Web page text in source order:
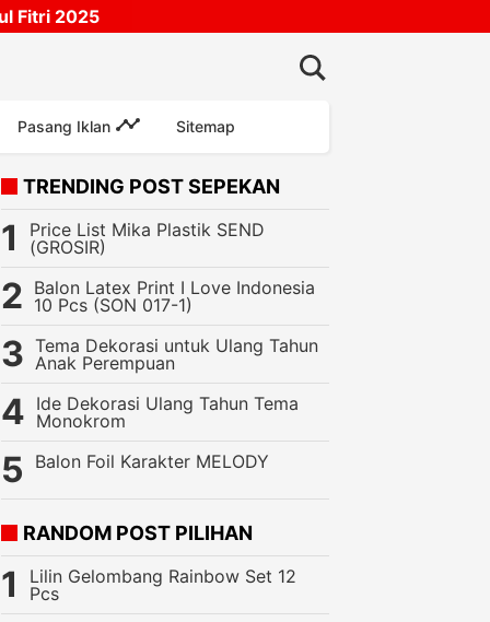
Fitri 2025
Pasang Iklan Sitemap
TRENDING POST SEPEKAN
Price List Mika Plastik SEND
(GROSIR)
Balon Latex Print I Love Indonesia
10 Pcs (SON 017-1)
Tema Dekorasi untuk Ulang Tahun
Anak Perempuan
Ide Dekorasi Ulang Tahun Tema
Monokrom
Balon Foil Karakter MELODY
RANDOM POST PILIHAN
Lilin Gelombang Rainbow Set 12
Pcs